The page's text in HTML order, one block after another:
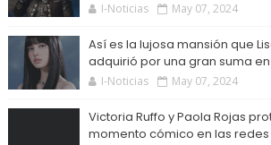
I-Noticias May 07, 2024
Así es la lujosa mansión que
adquirió por una gran suma
I-Noticias May 07, 2024
Victoria Ruffo y Paola Rojas
momento cómico en las